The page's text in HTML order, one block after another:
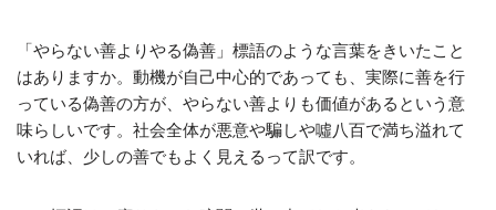
「やらない善よりやる偽善」標語のような言葉をきいたこと
はありますか。動機が自己中心的であっても、実際に善を行
っている偽善の方が、やらない善よりも価値があるという意
味らしいです。社会全体が悪意や騙しや噓八百で満ち溢れて
いれば、少しの善でもよく見えるって訳です。